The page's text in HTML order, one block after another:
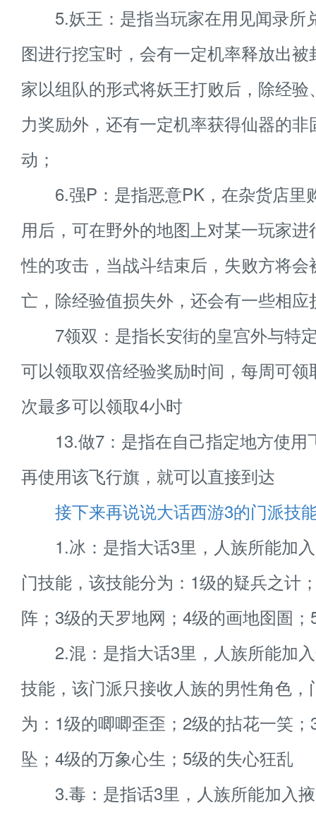
5.妖王：是指当玩家在用见闻录所
图进行挖宝时，会有一定机率释放出
家以组队的形式将妖王打败后，除经
力奖励外，还有一定机率获得仙器的
动；
6.强P：是指恶意PK，在杂货店里
用后，可在野外的地图上对某一玩家
性的攻击，当战斗结束后，失败方将会
亡，除经验值损失外，还会有一些相应
7领双：是指长安街的皇宫外与特
可以领取双倍经验奖励时间，每周可领
次最多可以领取4小时
13.做7：是指在自己指定地方使用
再使用该飞行旗，就可以直接到达
接下来再说说大话西游3的门派技
1.冰：是指大话3里，人族所能加
门技能，该技能分为：1级的疑兵之计
阵；3级的天罗地网；4级的画地囹圄
2.混：是指大话3里，人族所能加
技能，该门派只接收人族的男性角色，
为：1级的唧唧歪歪；2级的拈花一笑
坠；4级的万象心生；5级的失心狂乱
3.毒：是指话3里，人族所能加入